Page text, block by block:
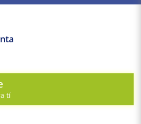
tí